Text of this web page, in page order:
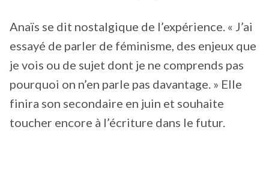
Anaïs se dit nostalgique de l’expérience. « J’ai
essayé de parler de féminisme, des enjeux que
je vois ou de sujet dont je ne comprends pas
pourquoi on n’en parle pas davantage. » Elle
finira son secondaire en juin et souhaite
toucher encore à l’écriture dans le futur.